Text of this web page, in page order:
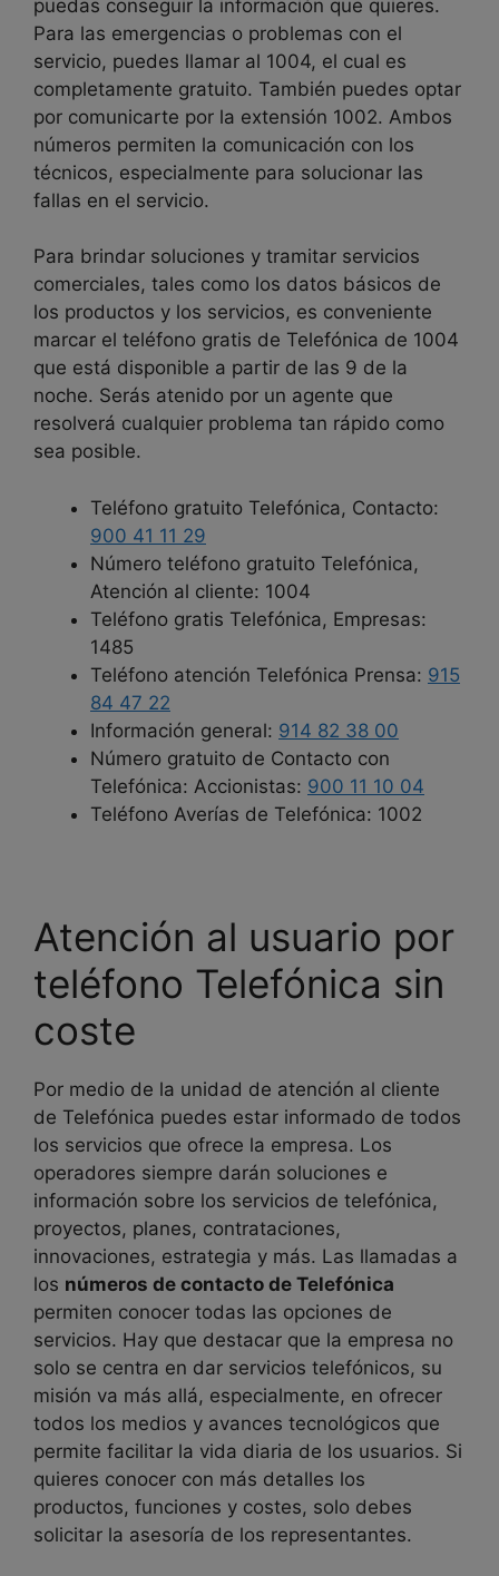
puedas conseguir la información que quieres.
Para las emergencias o problemas con el
servicio, puedes llamar al 1004, el cual es
completamente gratuito. También puedes optar
por comunicarte por la extensión 1002. Ambos
números permiten la comunicación con los
técnicos, especialmente para solucionar las
fallas en el servicio.
Para brindar soluciones y tramitar servicios
comerciales, tales como los datos básicos de
los productos y los servicios, es conveniente
marcar el teléfono gratis de Telefónica de 1004
que está disponible a partir de las 9 de la
noche. Serás atenido por un agente que
resolverá cualquier problema tan rápido como
sea posible.
Teléfono gratuito Telefónica, Contacto:
900 41 11 29
Número teléfono gratuito Telefónica,
Atención al cliente: 1004
Teléfono gratis Telefónica, Empresas:
1485
Teléfono atención Telefónica Prensa: 915
84 47 22
Información general: 914 82 38 00
Número gratuito de Contacto con
Telefónica: Accionistas: 900 11 10 04
Teléfono Averías de Telefónica: 1002
Atención al usuario por
teléfono Telefónica sin
coste
Por medio de la unidad de atención al cliente
de Telefónica puedes estar informado de todos
los servicios que ofrece la empresa. Los
operadores siempre darán soluciones e
información sobre los servicios de telefónica,
proyectos, planes, contrataciones,
innovaciones, estrategia y más. Las llamadas a
los números de contacto de Telefónica
permiten conocer todas las opciones de
servicios. Hay que destacar que la empresa no
solo se centra en dar servicios telefónicos, su
misión va más allá, especialmente, en ofrecer
todos los medios y avances tecnológicos que
permite facilitar la vida diaria de los usuarios. Si
quieres conocer con más detalles los
productos, funciones y costes, solo debes
solicitar la asesoría de los representantes.